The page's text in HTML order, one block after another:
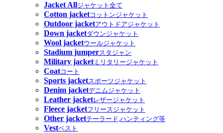
Jacket Allジャケット全て
Cotton jacketコットンジャケット
Outdoor jacketアウトドアジャケット
Down jacketダウンジャケット
Wool jacketウールジャケット
Stadium jumperスタジャン
Military jacketミリタリージャケット
Coatコート
Sports jacketスポーツジャケット
Denim jacketデニムジャケット
Leather jacketレザージャケット
Fleece jacketフリースジャケット
Other jacketテーラード,ハンティング等
Vestベスト